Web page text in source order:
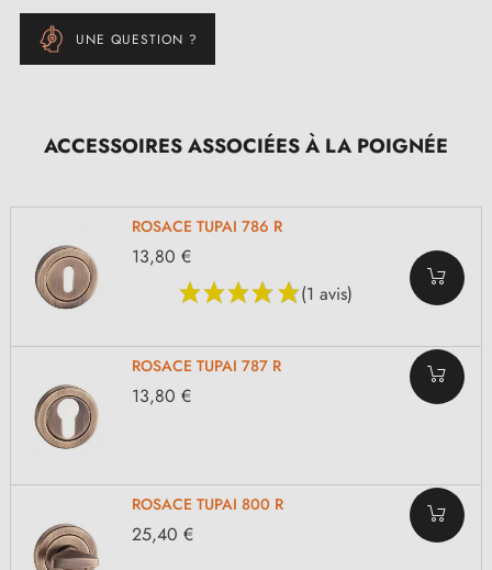
UNE QUESTION ?
ACCESSOIRES ASSOCIÉES À LA POIGNÉE
ROSACE TUPAI 786 R
(1 avis)
13,80 €
ROSACE TUPAI 787 R
13,80 €
ROSACE TUPAI 800 R
25,40 €